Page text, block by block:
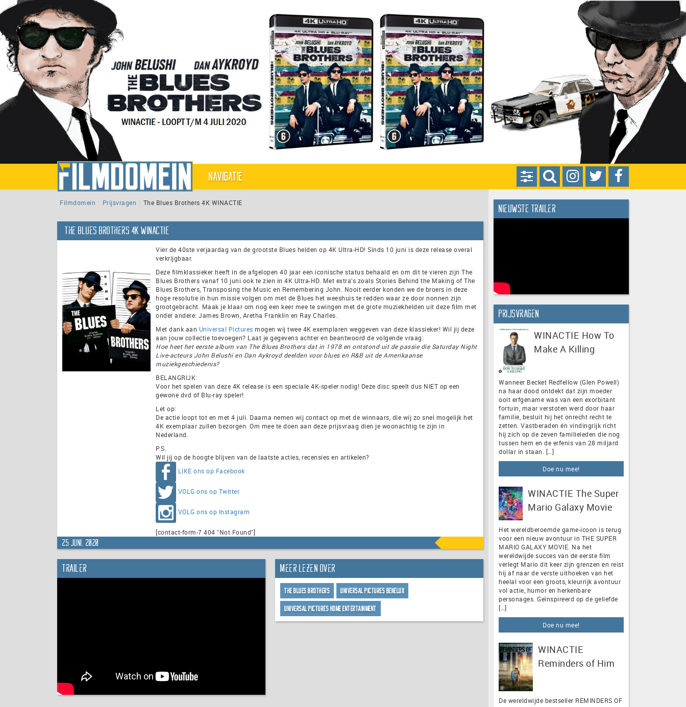
Navigatie
Filmdomein Prijsvragen The Blues Brothers 4K WINACTIE
The Blues Brothers 4K WINACTIE
Vier de 40ste verjaardag van de grootste Blues helden op 4K Ultra-HD! Sinds 10 juni is deze release overal
verkrijgbaar.
Deze filmklassieker heeft in de afgelopen 40 jaar een iconische status behaald en om dit te vieren zijn The
Blues Brothers vanaf 10 juni ook te zien in 4K Ultra-HD. Met extra’s zoals Stories Behind the Making of The
Blues Brothers, Transposing the Music en Remembering John. Nooit eerder konden we de broers in deze
hoge resolutie in hun missie volgen om met de Blues het weeshuis te redden waar ze door nonnen zijn
grootgebracht. Maak je klaar om nog een keer mee te swingen met de grote muziekhelden uit deze film met
onder andere: James Brown, Aretha Franklin en Ray Charles.
Met dank aan Universal Pictures mogen wij twee 4K exemplaren weggeven van deze klassieker! Wil jij deze
aan jouw collectie toevoegen? Laat je gegevens achter en beantwoord de volgende vraag:
Hoe heet het eerste album van The Blues Brothers dat in 1978 en ontstond uit de passie die Saturday Night
Live-acteurs John Belushi en Dan Aykroyd deelden voor blues en R&B uit de Amerikaanse
muziekgeschiedenis?
BELANGRIJK:
Voor het spelen van deze 4K release is een speciale 4K-speler nodig! Deze disc speelt dus NIET op een
gewone dvd óf Blu-ray speler!
Let op:
De actie loopt tot en met 4 juli. Daarna nemen wij contact op met de winnaars, die wij zo snel mogelijk het
4K exemplaar zullen bezorgen. Om mee te doen aan deze prijsvraag dien je woonachtig te zijn in
Nederland.
P.S.
Wil jij op de hoogte blijven van de laatste acties, recensies en artikelen?
LIKE ons op Facebook
VOLG ons op Twitter
VOLG ons op Instagram
[contact-form-7 404 "Not Found"]
25 juni, 2020
Trailer Meer lezen over
The Blues Brothers Universal Pictures Benelux
Universal Pictures Home Entertainment
Nieuwste trailer
Prijsvragen
WINACTIE How To
Make A Killing
Wanneer Becket Redfellow (Glen Powell)
na haar dood ontdekt dat zijn moeder
ooit erfgename was van een exorbitant
fortuin, maar verstoten werd door haar
familie, besluit hij het onrecht recht te
zetten. Vastberaden én vindingrijk richt
hij zich op de zeven familieleden die nog
tussen hem en de erfenis van 28 miljard
dollar in staan. […]
Doe nu mee!
WINACTIE The Super
Mario Galaxy Movie
Het wereldberoemde game-icoon is terug
voor een nieuw avontuur in THE SUPER
MARIO GALAXY MOVIE. Na het
wereldwijde succes van de eerste film
verlegt Mario dit keer zijn grenzen en reist
hij af naar de verste uithoeken van het
heelal voor een groots, kleurrijk avontuur
vol actie, humor en herkenbare
personages. Geïnspireerd op de geliefde
[…]
Doe nu mee!
WINACTIE
Reminders of Him
De wereldwijde bestseller REMINDERS OF